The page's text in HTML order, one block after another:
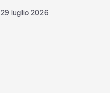
29 luglio 2026